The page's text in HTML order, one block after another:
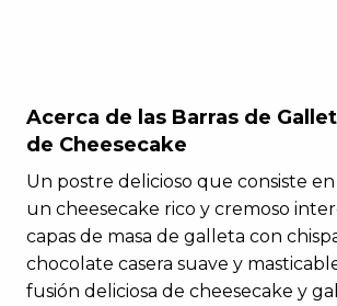
Acerca de las Barras de
de Cheesecake
Un postre delicioso que consiste en
un cheesecake rico y cremoso
capas de masa de galleta con
chocolate casera suave y
fusión deliciosa de cheesecake y